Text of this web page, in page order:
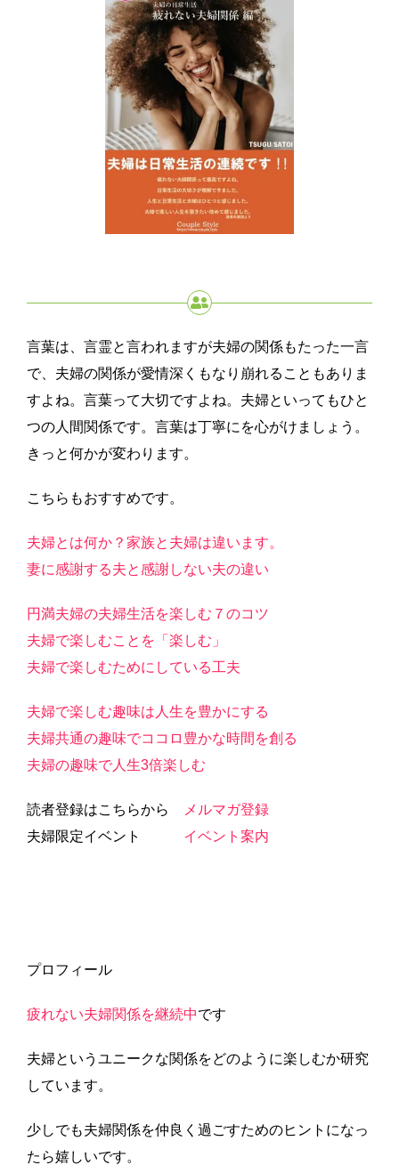
言葉は、言霊と言われますが夫婦の関係もたった一言
で、夫婦の関係が愛情深くもなり崩れることもありま
すよね。言葉って大切ですよね。夫婦といってもひと
つの人間関係です。言葉は丁寧にを心がけましょう。
きっと何かが変わります。
こちらもおすすめです。
夫婦とは何か？家族と夫婦は違います。
妻に感謝する夫と感謝しない夫の違い
円満夫婦の夫婦生活を楽しむ７のコツ
夫婦で楽しむことを「楽しむ」
夫婦で楽しむためにしている工夫
夫婦で楽しむ趣味は人生を豊かにする
夫婦共通の趣味でココロ豊かな時間を創る
夫婦の趣味で人生3倍楽しむ
読者登録はこちらから
メルマガ登録
夫婦限定イベント イベント案内
プロフィール
疲れない夫婦関係を継続中です
夫婦というユニークな関係をどのように楽しむか研究
しています。
少しでも夫婦関係を仲良く過ごすためのヒントになっ
たら嬉しいです。